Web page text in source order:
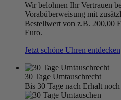
Wir belohnen Ihr Vertrauen
Vorabüberweisung mit
Bestellwert von z.B. 200,00
Euro.
Jetzt schöne Uhren entdecken
30 Tage Umtauschrecht
Bis 30 Tage nach Erhalt